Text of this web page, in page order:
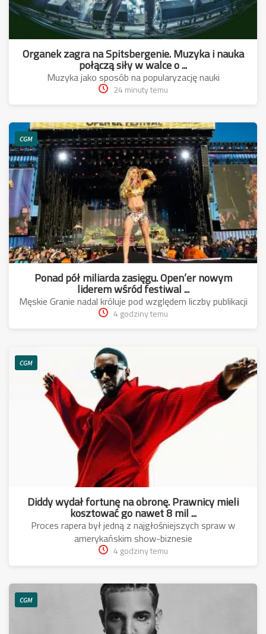
Organek zagra na Spitsbergenie. Muzyka i nauka
połączą siły w walce o ...
Muzyka jako sposób na popularyzację nauki
24 minuty temu
CGM
Ponad pół miliarda zasięgu. Open’er nowym
liderem wśród festiwal ...
Męskie Granie nadal króluje pod względem liczby publikacji
4 godziny temu
CGM
Diddy wydał fortunę na obronę. Prawnicy mieli
kosztować go nawet 8 mil ...
Proces rapera był jedną z najgłośniejszych spraw w
amerykańskim show-biznesie
4 godziny temu
CGM